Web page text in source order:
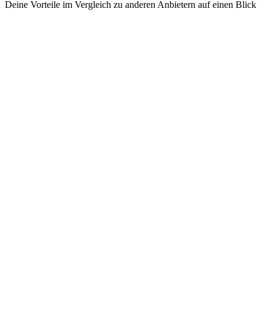
Deine Vorteile im Vergleich zu anderen Anbietern auf einen Blick